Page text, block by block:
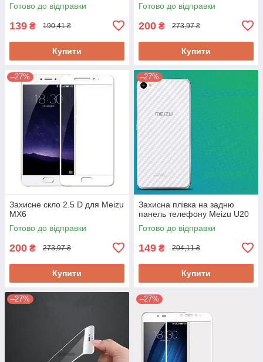
Готово до відправки
139 ₴ 190,41 ₴
Купити
Готово до відправки
200 ₴ 273,97 ₴
Купити
–27%
Захисне скло 2.5 D для Meizu
MX6
Готово до відправки
200 ₴ 273,97 ₴
Купити
–27%
Захисна плівка на задню
панель телефону Meizu U20
Готово до відправки
149 ₴ 204,11 ₴
Купити
–27% –27%